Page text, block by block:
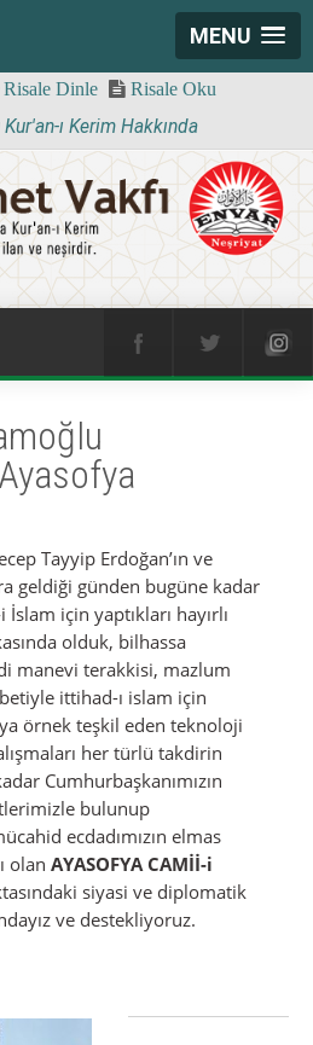
MENU
Dinle Risale Oku
ı Kerim Hakkında
Tayyip Erdoğan’ın ve
geldiği günden bugüne kadar
için yaptıkları hayırlı
olduk, bilhassa
manevi terakkisi, mazlum
ittihad-ı islam için
örnek teşkil eden teknoloji
her türlü takdirin
Cumhurbaşkanımızın
bulunup
ecdadımızın elmas
olan AYASOFYA CAMİİ-i
siyasi ve diplomatik
ve destekliyoruz.